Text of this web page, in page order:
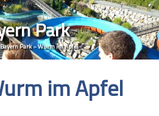
Park
Bayern Park»Wurm im Apfel
im Apfel